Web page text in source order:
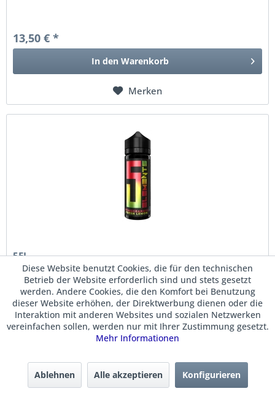
13,50 € *
In den Warenkorb
Merken
5EL
Pomegrenate Fresh Lemon
Aroma - Longfill
Schmeckt nach: Granatapfel, Zitrone
Dosierung:Flasche mit Base / Nic-Shots auffüllen
Mischflasche 120 ml:gefüllt mit 10 ml Aroma
13,90 € *
Diese Website benutzt Cookies, die für den technischen
Betrieb der Website erforderlich sind und stets gesetzt
werden. Andere Cookies, die den Komfort bei Benutzung
dieser Website erhöhen, der Direktwerbung dienen oder die
Interaktion mit anderen Websites und sozialen Netzwerken
vereinfachen sollen, werden nur mit Ihrer Zustimmung gesetzt.
Mehr Informationen
Ablehnen Alle akzeptieren Konfigurieren